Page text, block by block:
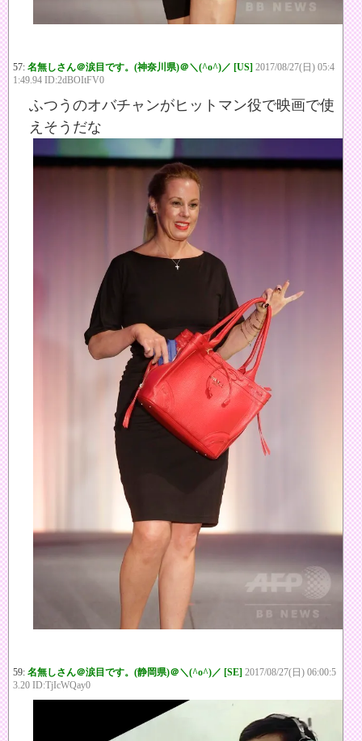
57: 名無しさん＠涙目です。(神奈川県)＠＼(^o^)／ [US] 2017/08/27(日) 05:4
1:49.94 ID:2dBOItFV0
ふつうのオバチャンがヒットマン役で映画で使
えそうだな
59: 名無しさん＠涙目です。(静岡県)＠＼(^o^)／ [SE] 2017/08/27(日) 06:00:5
3.20 ID:TjIcWQay0